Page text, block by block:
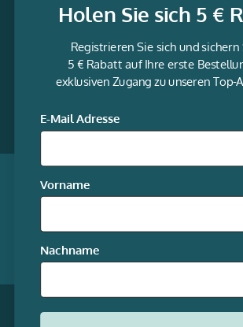
Informationen
media
Facebook
Qualität garantiert
Unsere Online-Shops
* Alle Preise inkl. gesetzl.
Holen Sie sich 5 €
Registrieren Sie sich und sichern
5 € Rabatt auf Ihre erste
exklusiven Zugang zu unseren Top-
E-Mail Adresse
Vorname
Nachname